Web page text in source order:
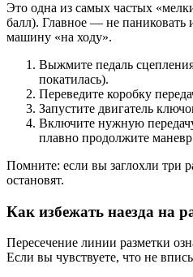
Это одна из самых частых
балл). Главное — не паниковать
машину «на ходу».
Выжмите педаль
покатилась).
Переведите коробку
Запустите двигатель
Включите нужную
плавно продолжите
Помните: если вы заглохли три
остановят.
Как избежать наезда на
Пересечение линии разметки
Если вы чувствуете, что не